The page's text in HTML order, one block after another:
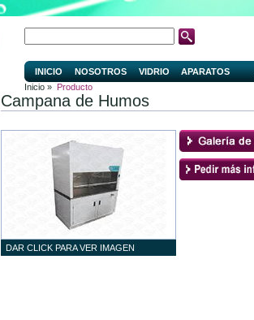
INICIO NOSOTROS VIDRIO APARATOS
Inicio » Producto
Campana de Humos
DAR CLICK PARA VER IMAGEN